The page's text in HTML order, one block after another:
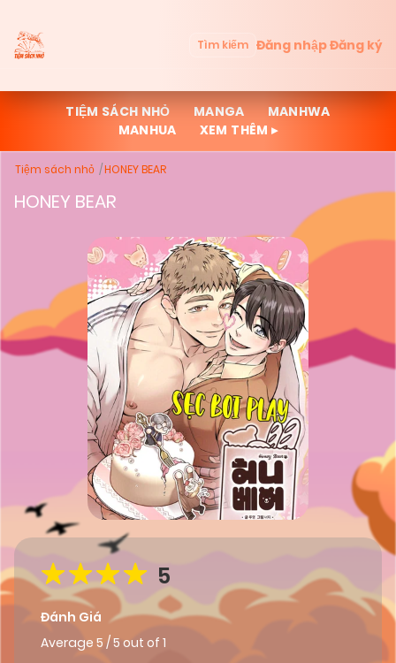
Tìm kiếm Đăng nhậpĐăng ký
TIỆM SÁCH NHỎ MANGA
MANHWA
MANHUA
XEM THÊM ▸
Tiệm sách nhỏ HONEY BEAR
HONEY BEAR
5
Đánh Giá
Average 5 /5 out of 1